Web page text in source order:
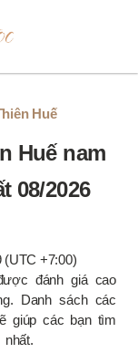
Huế
Huế nam
08/2026
(UTC +7:00)
đánh giá cao
Danh sách các
giúp các bạn tìm